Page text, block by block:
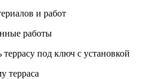
и работ
работы
террасу под ключ с установкой
терраса